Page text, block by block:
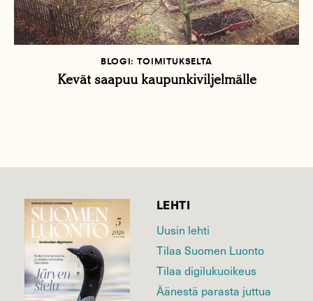
BLOGI: TOIMITUKSELTA
Kevät saapuu kaupunkiviljelmälle
LEHTI
Uusin lehti
Tilaa Suomen Luonto
Tilaa digilukuoikeus
Äänestä parasta juttua